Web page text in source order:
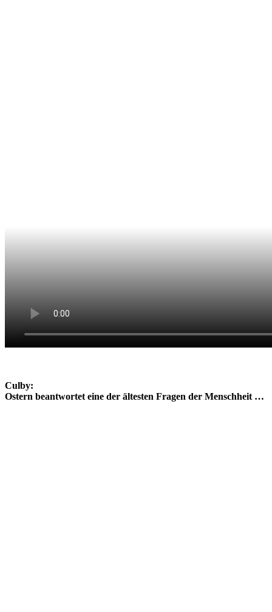
Culby:
Ostern beantwortet eine der ältesten Fragen der Menschheit …